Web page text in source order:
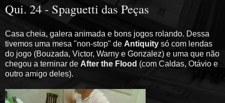
Qui. 24 - Spaguetti das Peças
Casa cheia, galera animada e bons jogos rolando. Dessa
tivemos uma mesa "non-stop" de Antiquity só com lendas
do jogo (Bouzada, Victor, Warny e Gonzalez) e uma que não
chegou a terninar de After the Flood (com Caldas, Otávio e
outro amigo deles).